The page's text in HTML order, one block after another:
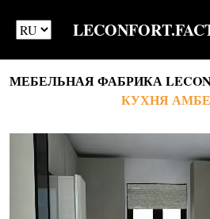
МЕБЕЛЬНАЯ ФАБРИКА
КУХНЯ